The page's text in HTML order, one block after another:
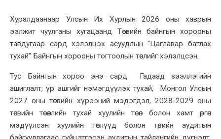
Хуралдаанаар Улсын Их Хурлын 2026 оны хаврын
ээлжит чуулганы хугацаанд Төсвийн байнгын хорооны
тавдугаар сард хэлэлцэх асуудлын “Цаглавар батлах
тухай” Байнгын хорооны тогтоолын төслийг хэлэлцсэн.
Тус Байнгын хороо энэ сард Гадаад зээллэгийн
ашиглалт, үр ашгийг нэмэгдүүлэх тухай, Монгол Улсын
2027 оны төсвийн хүрээний мэдэгдэл, 2028-2029 оны
төсвийн төсөөллийн тухай хуулийн төсөл болон хамт өргөн
мэдүүлсэн хуулийн төслүүд болон төрийн аудитын